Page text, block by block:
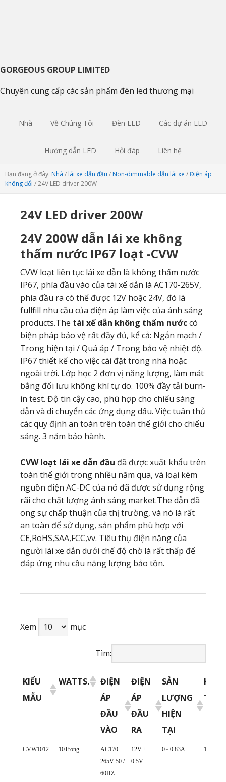
GORGEOUS GROUP LIMITED
Chuyên cung cấp các sản phẩm đèn led thương mại
Nhà Về Chúng Tôi Đèn LED Các dự án LED
Hướng dẫn LED Hỏi đáp Liên hệ
Bạn đang ở đây: Nhà / lái xe dẫn đầu / Non-dimmable dẫn lái xe /Điện áp
không đổi /24V LED driver 200W
24V LED driver 200W
24V 200W dẫn lái xe không
thấm nước IP67 loạt -CVW
CVW loạt liên tục lái xe dẫn là không thấm nước
IP67, phía đầu vào của tài xế dẫn là AC170-265V,
phía đầu ra có thể được 12V hoặc 24V, đó là
fullfill nhu cầu của điện áp làm việc của ánh sáng
products.The tài xế dẫn không thấm nướccó
biện pháp bảo vệ rất đầy đủ, kể cả: Ngắn mạch /
Trong hiện tại / Quá áp / Trong bảo vệ nhiệt độ.
IP67 thiết kế cho việc cài đặt trong nhà hoặc
ngoài trời. Lớp học 2 đơn vị năng lượng, làm mát
bằng đối lưu không khí tự do. 100% đầy tải burn-
in test. Độ tin cậy cao, phù hợp cho chiếu sáng
dẫn và di chuyển các ứng dụng dấu. Việc tuân thủ
các quy định an toàn trên toàn thế giới cho chiếu
sáng. 3 năm bảo hành.
CVW loạt lái xe dẫn đầu đã được xuất khẩu trên
toàn thế giới trong nhiều năm qua, và loại kèm
nguồn điện AC-DC của nó đã được sử dụng rộng
rãi cho chất lượng ánh sáng market.The dẫn đã
ong sự chấp thuận của thị trường, và nó là rất
an toàn để sử dụng, sản phẩm phù hợp với
CE,RoHS,SAA,FCC,vv. Tiêu thụ điện năng của
người lái xe dẫn dưới chế độ chờ là rất thấp để
đáp ứng nhu cầu năng lượng bảo tồn.
Xem mục
Tìm:
KIỂU
MẪU
WATTS.
ĐIỆN
ÁP
ĐẦU
VÀO
ĐIỆN
ÁP
ĐẦU
RA
SẢN
LƯỢNG
HIỆN
TẠI
KÍCH
KIỂU
WATTS.
ĐIỆN
ÁP
ĐIỆN
ÁP
SẢN
KÍCH
CVW1012 10Trong
AC170-
265V 50 /
60HZ
12V ±
0.5V
0~ 0.83A